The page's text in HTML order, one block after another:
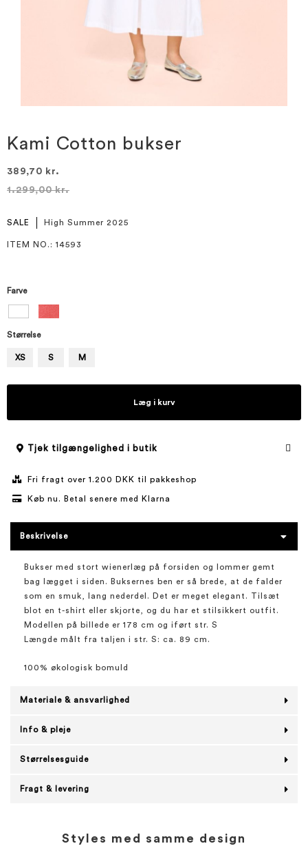
starten
af
Kami Cotton bukser
389,70 kr.
1.299,00 kr.
SALE High Summer 2025
ITEM NO. : 14593
Farve
Størrelse
XS S M
Læg i kurv
Tjek tilgængelighed i butik
Fri fragt over 1.200 DKK til pakkeshop
Køb nu. Betal senere med Klarna
Beskrivelse
Bukser med stort wienerlæg på forsiden og lommer gemt
bag lægget i siden. Buksernes ben er så brede, at de falder
som en smuk, lang nederdel. Det er meget elegant. Tilsæt
blot en t-shirt eller skjorte, og du har et stilsikkert outfit.
Modellen på billede er 178 cm og iført str. S
Længde målt fra taljen i str. S: ca. 89 cm.
100% økologisk bomuld
Materiale & ansvarlighed
Info & pleje
Størrelsesguide
Fragt & levering
Styles med samme design